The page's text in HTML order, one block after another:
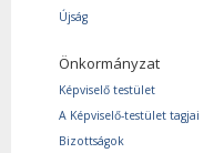
Újság
Önkormányzat
Képviselő testület
A Képviselő-testület tagjai
Bizottságok